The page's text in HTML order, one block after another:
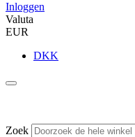
Inloggen
Valuta
EUR
DKK
Zoek